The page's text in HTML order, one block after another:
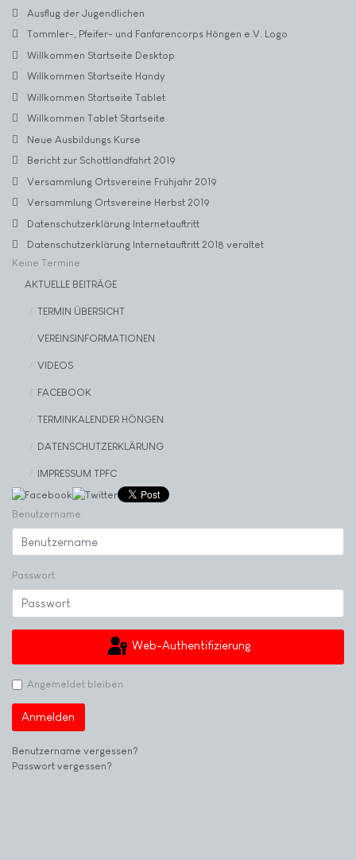
Ausflug der Jugendlichen
Tommler-, Pfeifer- und Fanfarencorps Höngen e.V. Logo
Willkommen Startseite Desktop
Willkommen Startseite Handy
Willkommen Startseite Tablet
Willkommen Tablet Startseite
Neue Ausbildungs Kurse
Bericht zur Schottlandfahrt 2019
Versammlung Ortsvereine Frühjahr 2019
Versammlung Ortsvereine Herbst 2019
Datenschutzerklärung Internetauftritt
Datenschutzerklärung Internetauftritt 2018 veraltet
Keine Termine
AKTUELLE BEITRÄGE
TERMIN ÜBERSICHT
VEREINSINFORMATIONEN
VIDEOS
FACEBOOK
TERMINKALENDER HÖNGEN
DATENSCHUTZERKLÄRUNG
IMPRESSUM TPFC
Benutzername
Passwort
Web-Authentifizierung
Angemeldet bleiben
Anmelden
Benutzername vergessen?
Passwort vergessen?